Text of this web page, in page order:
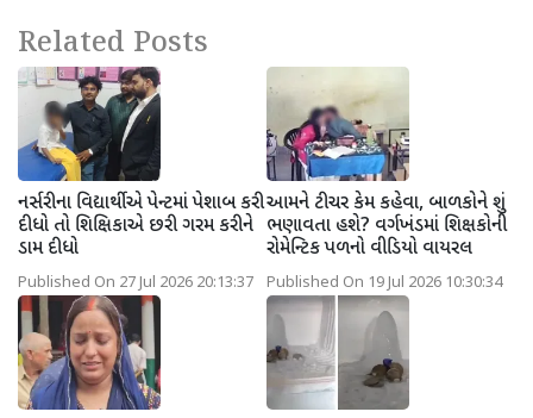
Related Posts
નર્સરીના વિદ્યાર્થીએ પેન્ટમાં પેશાબ કરી
દીધો તો શિક્ષિકાએ છરી ગરમ કરીને
ડામ દીધો
Published On 27 Jul 2026 20:13:37
આમને ટીચર કેમ કહેવા, બાળકોને શું
ભણાવતા હશે? વર્ગખંડમાં શિક્ષકોની
રોમેન્ટિક પળનો વીડિયો વાયરલ
Published On 19 Jul 2026 10:30:34